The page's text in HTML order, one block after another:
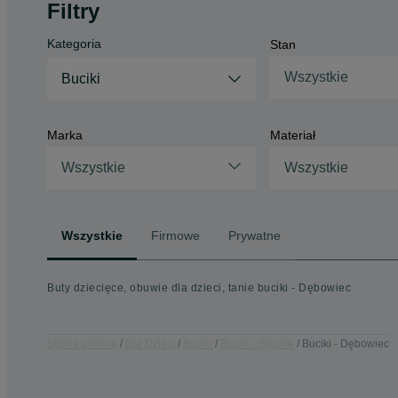
Filtry
Kategoria
Buciki
Stan
Wszystkie
Marka
Wszystkie
Materiał
Wszystkie
Wszystkie Firmowe Prywatne
Buty dziecięce, obuwie dla dzieci, tanie buciki - Dębowiec
Buciki - Dębowiec